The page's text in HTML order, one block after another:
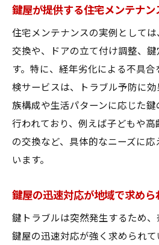
鍵屋が提供する住宅メンテナン
住宅メンテナンスの実例として
交換や、ドアの立て付け調整、
す。特に、経年劣化による不具
検サービスは、トラブル予防に
族構成や生活パターンに応じた
行われており、例えば子どもや
の交換など、具体的なニーズに
います。
鍵屋の迅速対応が地域で求めら
鍵トラブルは突然発生するため
鍵屋の迅速対応が強く求められ